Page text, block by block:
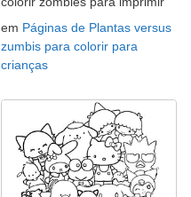
em Páginas de Plantas versus
zumbis para colorir para
crianças